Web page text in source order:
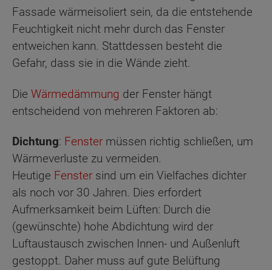
Fassade wärmeisoliert sein, da die entstehende
Feuchtigkeit nicht mehr durch das Fenster
entweichen kann. Stattdessen besteht die
Gefahr, dass sie in die Wände zieht.
Die Wärmedämmung der Fenster hängt
entscheidend von mehreren Faktoren ab:
Dichtung: Fenster müssen richtig schließen, um
Wärmeverluste zu vermeiden.
Heutige Fenster sind um ein Vielfaches dichter
als noch vor 30 Jahren. Dies erfordert
Aufmerksamkeit beim Lüften: Durch die
(gewünschte) hohe Abdichtung wird der
Luftaustausch zwischen Innen- und Außenluft
gestoppt. Daher muss auf gute Belüftung